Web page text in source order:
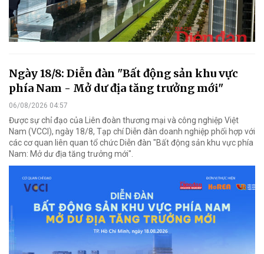
Ngày 18/8: Diễn đàn "Bất động sản khu vực
phía Nam - Mở dư địa tăng trưởng mới"
06/08/2026 04:57
Được sự chỉ đạo của Liên đoàn thương mại và công nghiệp Việt
Nam (VCCI), ngày 18/8, Tạp chí Diễn đàn doanh nghiệp phối hợp với
các cơ quan liên quan tổ chức Diễn đàn "Bất động sản khu vực phía
Nam: Mở dư địa tăng trưởng mới".